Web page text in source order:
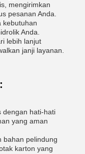
mengirimkan
pesanan Anda.
kebutuhan
Anda.
lebih lanjut
janji layanan.
dengan hati-hati
yang aman
bahan pelindung
karton yang